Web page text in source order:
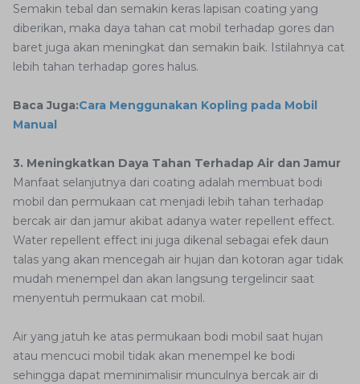
Semakin tebal dan semakin keras lapisan coating yang
diberikan, maka daya tahan cat mobil terhadap gores dan
baret juga akan meningkat dan semakin baik. Istilahnya cat
lebih tahan terhadap gores halus.
Baca Juga:Cara Menggunakan Kopling pada Mobil
Manual
3. Meningkatkan Daya Tahan Terhadap Air dan Jamur
Manfaat selanjutnya dari coating adalah membuat bodi
mobil dan permukaan cat menjadi lebih tahan terhadap
bercak air dan jamur akibat adanya water repellent effect.
Water repellent effect ini juga dikenal sebagai efek daun
talas yang akan mencegah air hujan dan kotoran agar tidak
mudah menempel dan akan langsung tergelincir saat
menyentuh permukaan cat mobil.
Air yang jatuh ke atas permukaan bodi mobil saat hujan
atau mencuci mobil tidak akan menempel ke bodi
sehingga dapat meminimalisir munculnya bercak air di